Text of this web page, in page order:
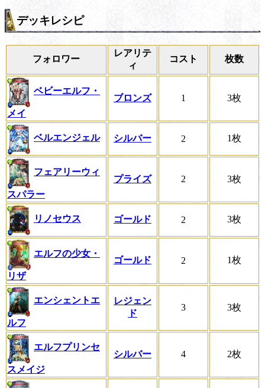
デッキレシピ
フォロワー
レアリテ
ィ
コスト 枚数
ベビーエルフ・
メイ
ブロンズ 1 3枚
ベルエンジェル シルバー 2 1枚
フェアリーウィ
スパラー
プライズ 2 3枚
リノセウス ゴールド 2 3枚
エルフの少女・
リザ
ゴールド 2 1枚
エンシェントエ
ルフ
レジェン
ド
3 3枚
エルフプリンセ
スメイジ
シルバー 4 2枚